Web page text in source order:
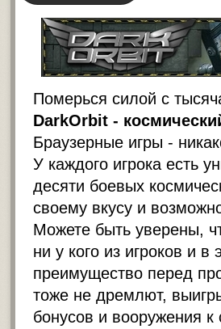
Померься силой с
DarkOrbit -
Браузерные игры -
У каждого игрока есть
десяти боевых
своему вкусу и
Можете быть уверены,
ни у кого из игроков и
преимущество перед
тоже не дремлют,
бонусов и вооружения к